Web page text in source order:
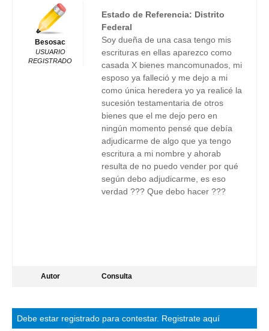
Besosac
USUARIO
REGISTRADO
Estado de Referencia: Distrito
Federal
Soy dueña de una casa tengo mis
escrituras en ellas aparezco como
casada X bienes mancomunados, mi
esposo ya falleció y me dejo a mi
como única heredera yo ya realicé la
sucesión testamentaria de otros
bienes que el me dejo pero en
ningún momento pensé que debía
adjudicarme de algo que ya tengo
escritura a mi nombre y ahorab
resulta de no puedo vender por qué
según debo adjudicarme, es eso
verdad ??? Que debo hacer ???
Autor Consulta
Debe estar registrado para contestar. Registrate aquí